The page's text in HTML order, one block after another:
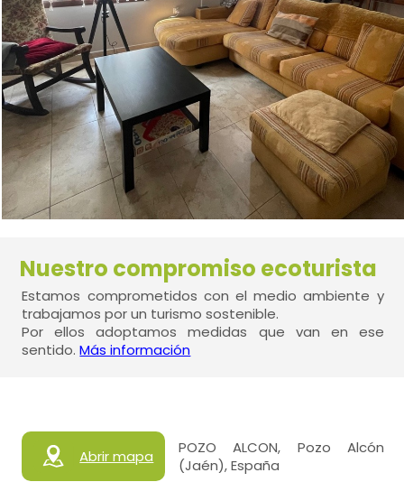
Nuestro compromiso ecoturista
Estamos comprometidos con el medio ambiente y
trabajamos por un turismo sostenible.
Por ellos adoptamos medidas que van en ese
sentido.Más información
Abrir mapa
POZO ALCON, Pozo Alcón
(Jaén), España